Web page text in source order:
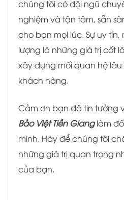
chúng tôi có đội ngũ
nghiệm và tận tâm, sẵn
cho bạn mọi lúc. Sự uy
lượng là những giá trị cốt
xây dựng mối quan hệ
khách hàng.
Cảm ơn bạn đã tin tưởng
Bảo Việt Tiền Gianglàm
mình. Hãy để chúng tôi
những giá trị quan trọng
của bạn.